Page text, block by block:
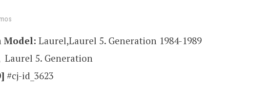
Model: Laurel,Laurel 5. Generation 1984-1989
Laurel 5. Generation
#cj-id_3623